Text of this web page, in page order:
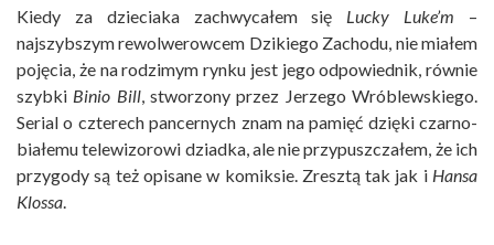
Kiedy za dzieciaka zachwycałem się Lucky Luke’m –
najszybszym rewolwerowcem Dzikiego Zachodu, nie miałem
pojęcia, że na rodzimym rynku jest jego odpowiednik, równie
szybki Binio Bill, stworzony przez Jerzego Wróblewskiego.
Serial o czterech pancernych znam na pamięć dzięki czarno-
białemu telewizorowi dziadka, ale nie przypuszczałem, że ich
przygody są też opisane w komiksie. Zresztą tak jak i Hansa
Klossa.